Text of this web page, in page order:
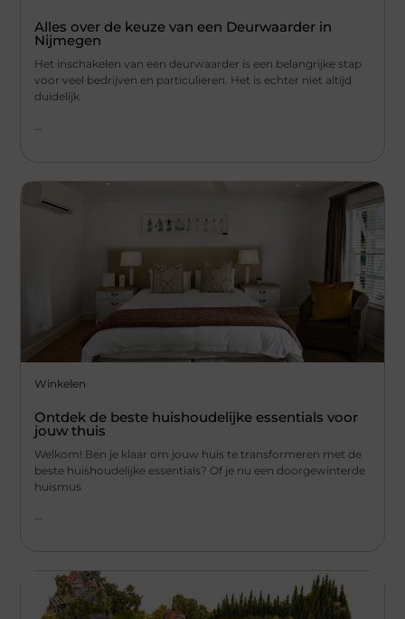
Alles over de keuze van een Deurwaarder in
Nijmegen
Het inschakelen van een deurwaarder is een belangrijke stap
voor veel bedrijven en particulieren. Het is echter niet altijd
duidelijk
Winkelen
Ontdek de beste huishoudelijke essentials voor
jouw thuis
Welkom! Ben je klaar om jouw huis te transformeren met de
beste huishoudelijke essentials? Of je nu een doorgewinterde
huismus
...